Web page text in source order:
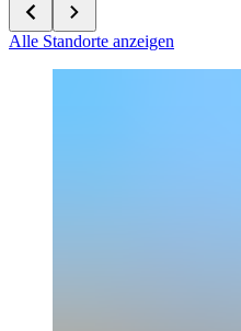
Alle Standorte anzeigen